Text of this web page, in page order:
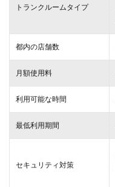
トランクルームタイプ
都内の店舗数
月額使用料
利用可能な時間
最低利用期間
セキュリティ対策